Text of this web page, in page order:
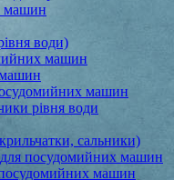
машин
води)
машин
машин
рівня води
сальники)
посудомийних машин
посудомийних машин